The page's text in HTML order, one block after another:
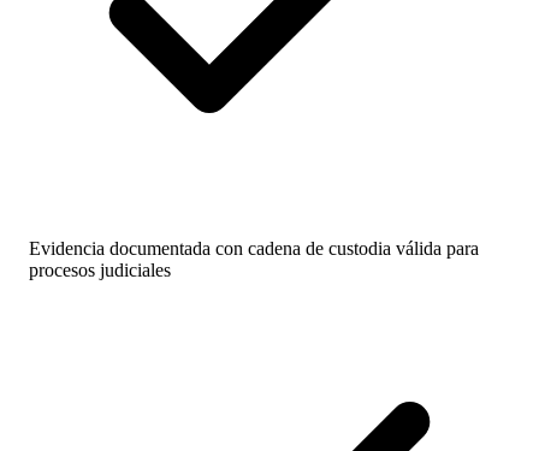
Evidencia documentada con cadena de custodia válida para
procesos judiciales